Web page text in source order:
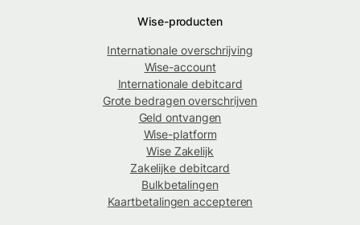
Wise-producten
Internationale overschrijving
Wise-account
Internationale debitcard
Grote bedragen overschrijven
Geld ontvangen
Wise-platform
Wise Zakelijk
Zakelijke debitcard
Bulkbetalingen
Kaartbetalingen accepteren